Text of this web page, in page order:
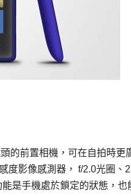
的前置相機，可在自拍時更
影像感測器， f/2.0光圈、
是手機處於鎖定的狀態，